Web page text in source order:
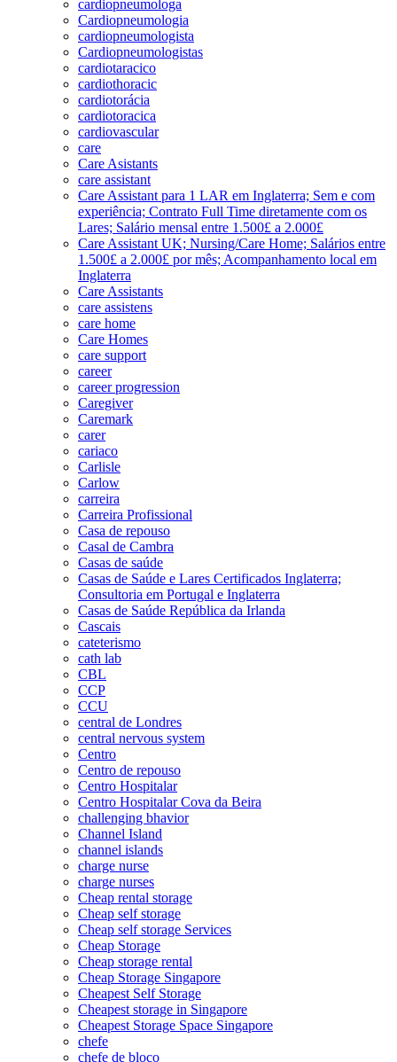
cardiopneumologa
Cardiopneumologia
cardiopneumologista
Cardiopneumologistas
cardiotaracico
cardiothoracic
cardiotorácia
cardiotoracica
cardiovascular
care
Care Asistants
care assistant
Care Assistant para 1 LAR em Inglaterra; Sem e com
experiência; Contrato Full Time diretamente com os
Lares; Salário mensal entre 1.500£ a 2.000£
Care Assistant UK; Nursing/Care Home; Salários entre
1.500£ a 2.000£ por mês; Acompanhamento local em
Inglaterra
Care Assistants
care assistens
care home
Care Homes
care support
career
career progression
Caregiver
Caremark
carer
cariaco
Carlisle
Carlow
carreira
Carreira Profissional
Casa de repouso
Casal de Cambra
Casas de saúde
Casas de Saúde e Lares Certificados Inglaterra;
Consultoria em Portugal e Inglaterra
Casas de Saúde República da Irlanda
Cascais
cateterismo
cath lab
CBL
CCP
CCU
central de Londres
central nervous system
Centro
Centro de repouso
Centro Hospitalar
Centro Hospitalar Cova da Beira
challenging bhavior
Channel Island
channel islands
charge nurse
charge nurses
Cheap rental storage
Cheap self storage
Cheap self storage Services
Cheap Storage
Cheap storage rental
Cheap Storage Singapore
Cheapest Self Storage
Cheapest storage in Singapore
Cheapest Storage Space Singapore
chefe
chefe de bloco